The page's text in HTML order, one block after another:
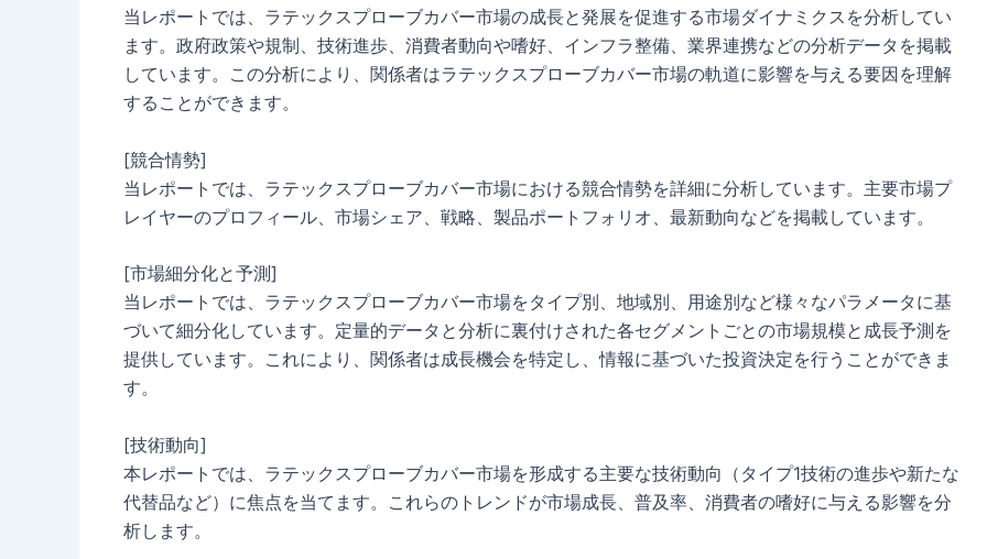
当レポートでは、ラテックスプローブカバー市場の成長と発展を促進する市場ダイナミクスを分析してい
ます。政府政策や規制、技術進歩、消費者動向や嗜好、インフラ整備、業界連携などの分析データを掲載
しています。この分析により、関係者はラテックスプローブカバー市場の軌道に影響を与える要因を理解
することができます。
[競合情勢]
当レポートでは、ラテックスプローブカバー市場における競合情勢を詳細に分析しています。主要市場プ
レイヤーのプロフィール、市場シェア、戦略、製品ポートフォリオ、最新動向などを掲載しています。
[市場細分化と予測]
当レポートでは、ラテックスプローブカバー市場をタイプ別、地域別、用途別など様々なパラメータに基
づいて細分化しています。定量的データと分析に裏付けされた各セグメントごとの市場規模と成長予測を
提供しています。これにより、関係者は成長機会を特定し、情報に基づいた投資決定を行うことができま
す。
[技術動向]
本レポートでは、ラテックスプローブカバー市場を形成する主要な技術動向（タイプ1技術の進歩や新たな
代替品など）に焦点を当てます。これらのトレンドが市場成長、普及率、消費者の嗜好に与える影響を分
析します。